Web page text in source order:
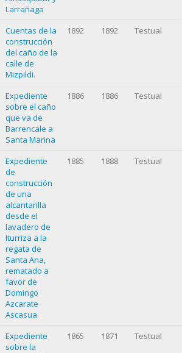
Larrañaga
Cuentas de la
construcción
del caño de la
calle de
Mizpildi.
1892 1892 Testual
Expediente
sobre el caño
que va de
Barrencale a
Santa Marina
1886 1886 Testual
Expediente
de
construcción
de una
alcantarilla
desde el
lavadero de
Iturriza a la
regata de
Santa Ana,
rematado a
favor de
Domingo
Azcarate
Ascasua
1885 1888 Testual
Expediente
sobre la
1865 1871 Testual